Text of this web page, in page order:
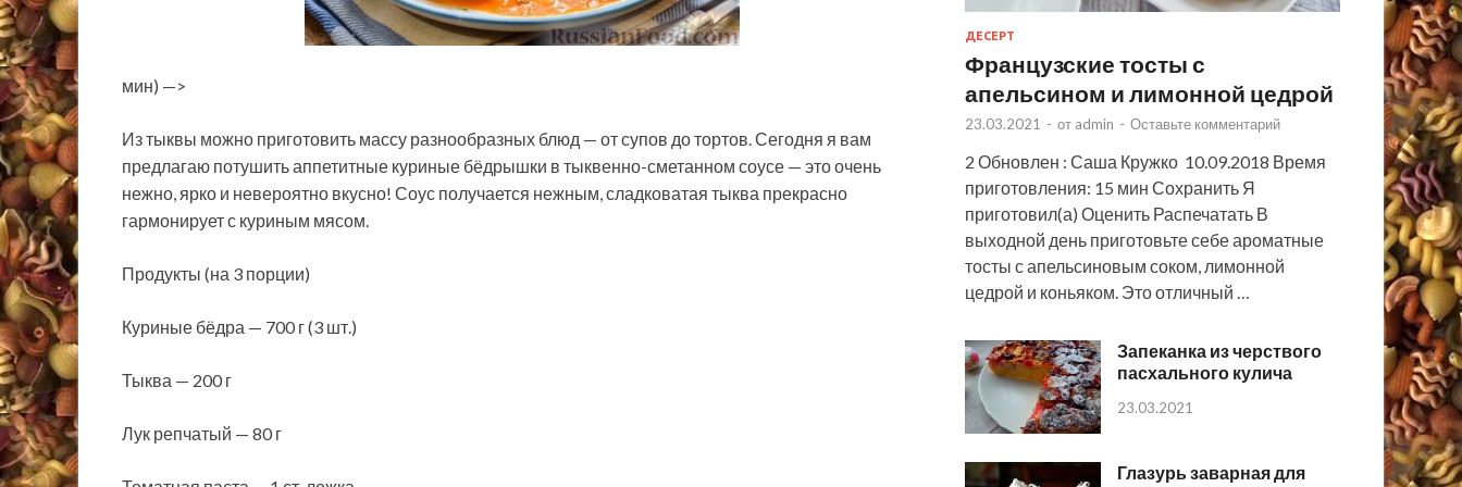
мин) —>
Из тыквы можно приготовить массу разнообразных блюд — от супов до тортов. Сегодня я вам
предлагаю потушить аппетитные куриные бёдрышки в тыквенно-сметанном соусе — это очень
нежно, ярко и невероятно вкусно! Соус получается нежным, сладковатая тыква прекрасно
гармонирует с куриным мясом.
Продукты (на 3 порции)
Куриные бёдра — 700 г (3 шт.)
Тыква — 200 г
Лук репчатый — 80 г
ДЕСЕРТ
Французские тосты с
апельсином и лимонной цедрой
23.03.2021 - от admin - Оставьте комментарий
2 Обновлен : Саша Кружко 10.09.2018 Время
приготовления: 15 мин Сохранить Я
приготовил(а) Оценить Распечатать В
выходной день приготовьте себе ароматные
тосты с апельсиновым соком, лимонной
цедрой и коньяком. Это отличный …
Запеканка из черствого
пасхального кулича
23.03.2021
Глазурь заварная для